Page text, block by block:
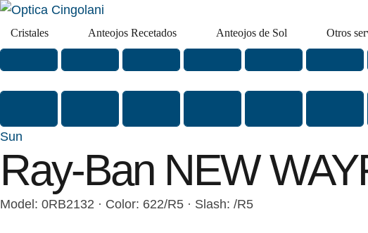
Cristales Anteojos Recetados Anteojos de Sol Otros
Sun
Ray-Ban NEW
Model: 0RB2132 · Color: 622/R5 · Slash: /R5